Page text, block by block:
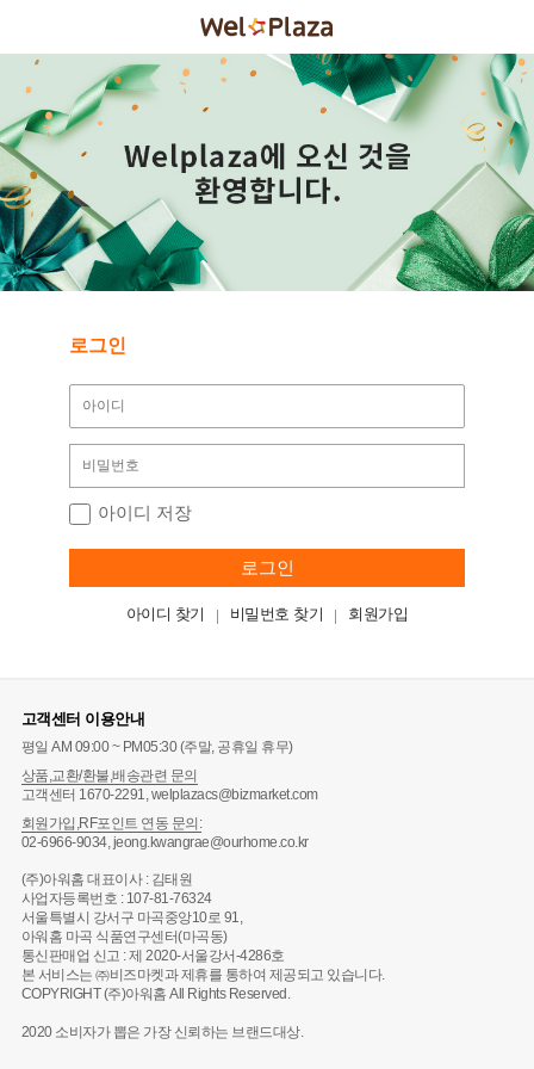
로그인
아이디 저장
로그인
아이디 찾기 비밀번호 찾기 회원가입
고객센터 이용안내
평일 AM 09:00 ~ PM05:30 (주말, 공휴일 휴무)
상품,교환/환불,배송관련 문의
고객센터 1670-2291, welplazacs@bizmarket.com
회원가입,RF포인트 연동 문의:
02-6966-9034, jeong.kwangrae@ourhome.co.kr
(주)아워홈 대표이사 : 김태원
사업자등록번호 : 107-81-76324
서울특별시 강서구 마곡중앙10로 91,
아워홈 마곡 식품연구센터(마곡동)
통신판매업 신고 : 제 2020-서울강서-4286호
본 서비스는 ㈜비즈마켓과 제휴를 통하여 제공되고 있습니다.
COPYRIGHT (주)아워홈 All Rights Reserved.
2020 소비자가 뽑은 가장 신뢰하는 브랜드대상.